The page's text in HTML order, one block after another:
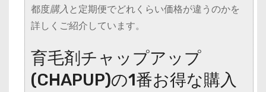
都度購入と定期便でどれくらい価格が違うのかを
詳しくご紹介しています。
育毛剤チャップアップ
(CHAPUP)の1番お得な購入